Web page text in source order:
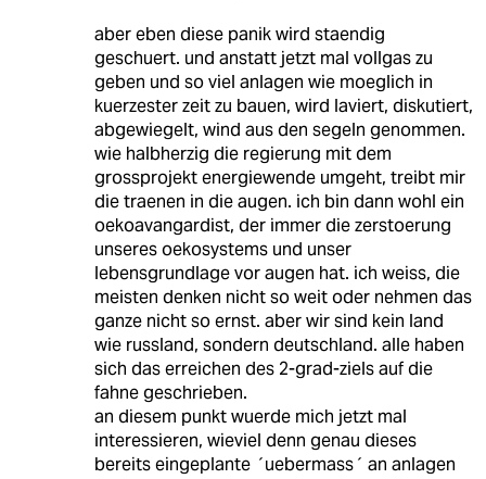
aber eben diese panik wird staendig
geschuert. und anstatt jetzt mal vollgas zu
geben und so viel anlagen wie moeglich in
kuerzester zeit zu bauen, wird laviert, diskutiert,
abgewiegelt, wind aus den segeln genommen.
wie halbherzig die regierung mit dem
grossprojekt energiewende umgeht, treibt mir
die traenen in die augen. ich bin dann wohl ein
oekoavangardist, der immer die zerstoerung
unseres oekosystems und unser
lebensgrundlage vor augen hat. ich weiss, die
meisten denken nicht so weit oder nehmen das
ganze nicht so ernst. aber wir sind kein land
wie russland, sondern deutschland. alle haben
sich das erreichen des 2-grad-ziels auf die
fahne geschrieben.
an diesem punkt wuerde mich jetzt mal
interessieren, wieviel denn genau dieses
bereits eingeplante ´uebermass´ an anlagen